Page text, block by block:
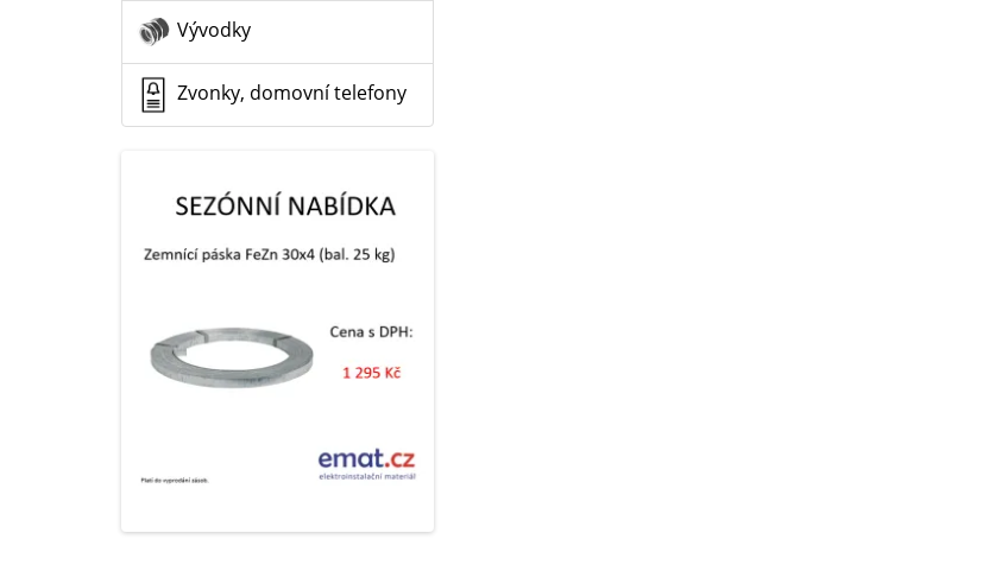
Vývodky
Zvonky, domovní telefony